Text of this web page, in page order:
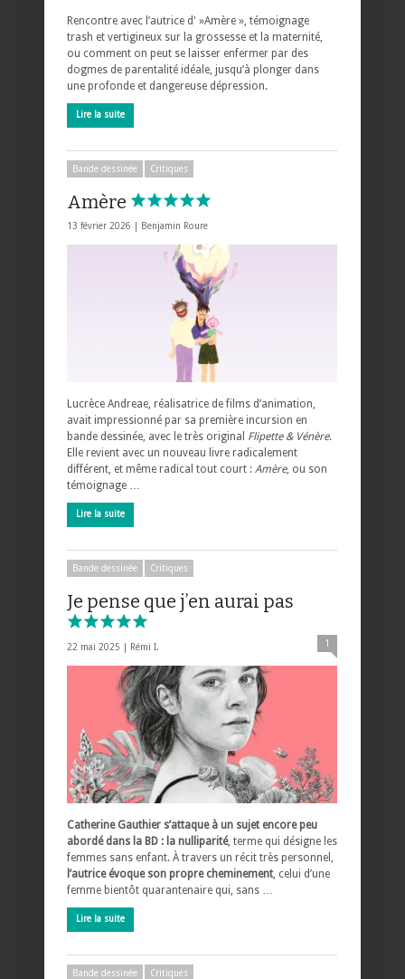
Rencontre avec l’autrice d' »Amère », témoignage
trash et vertigineux sur la grossesse et la maternité,
ou comment on peut se laisser enfermer par des
dogmes de parentalité idéale, jusqu’à plonger dans
une profonde et dangereuse dépression.
Lire la suite
Bande dessinée Critiques
Amère
13 février 2026 | Benjamin Roure
Lucrèce Andreae, réalisatrice de films d’animation,
avait impressionné par sa première incursion en
bande dessinée, avec le très original Flipette & Vénère.
Elle revient avec un nouveau livre radicalement
différent, et même radical tout court : Amère, ou son
témoignage …
Lire la suite
Bande dessinée Critiques
Je pense que j’en aurai pas
22 mai 2025 | Rémi I. 1
Catherine Gauthier s’attaque à un sujet encore peu
abordé dans la BD : la nulliparité, terme qui désigne les
femmes sans enfant. À travers un récit très personnel,
l’autrice évoque son propre cheminement, celui d’une
femme bientôt quarantenaire qui, sans …
Lire la suite
Bande dessinée Critiques